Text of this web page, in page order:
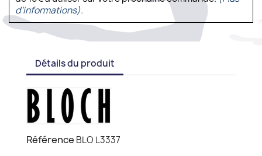
d'informations).
Détails du produit
Référence BLO L3337